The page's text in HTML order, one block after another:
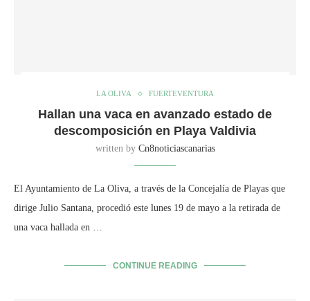
LA OLIVA FUERTEVENTURA
Hallan una vaca en avanzado estado de
descomposición en Playa Valdivia
written by Cn8noticiascanarias
El Ayuntamiento de La Oliva, a través de la Concejalía de Playas que
dirige Julio Santana, procedió este lunes 19 de mayo a la retirada de
una vaca hallada en …
CONTINUE READING